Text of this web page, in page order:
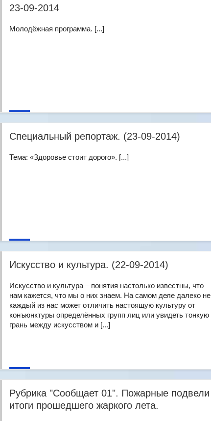
23-09-2014
Молодёжная программа. [...]
Специальный репортаж. (23-09-2014)
Тема: «Здоровье стоит дорого». [...]
Искусство и культура. (22-09-2014)
Искусство и культура – понятия настолько известны, что
нам кажется, что мы о них знаем. На самом деле далеко не
каждый из нас может отличить настоящую культуру от
конъюнктуры определённых групп лиц или увидеть тонкую
грань между искусством и [...]
Рубрика "Сообщает 01". Пожарные подвели
итоги прошедшего жаркого лета.